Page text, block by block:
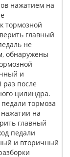
нажатием на
тормозной
главный
не
обнаружены
и
после
цилиндра.
тормоза
на
главный
педали
и вторичный